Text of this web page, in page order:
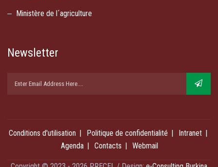
Ministère de l´agriculture
Newsletter
Conditions d'utilisation Politique de confidentialité
Intranet
Agenda
Contacts Webmail